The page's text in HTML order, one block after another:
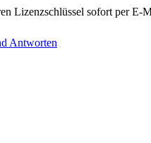
Lizenzschlüssel sofort per
Antworten